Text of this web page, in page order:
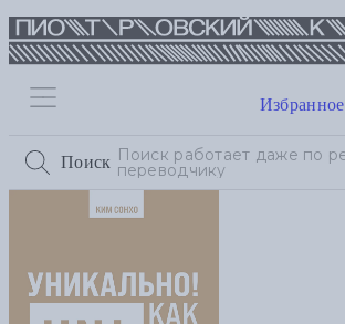
Поиск
Избранное